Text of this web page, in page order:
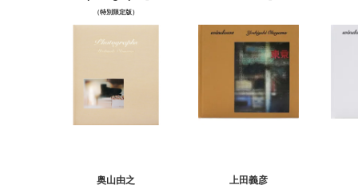
（特別限定版）
奥山由之
上田義彦